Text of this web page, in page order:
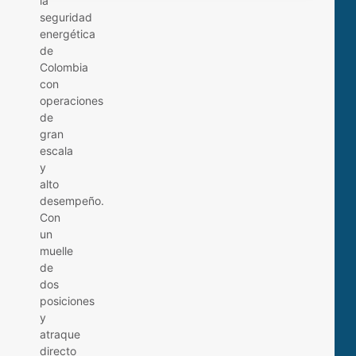
seguridad
energética
de
Colombia
con
operaciones
de
gran
escala
y
alto
desempeño.
Con
un
muelle
de
dos
posiciones
y
atraque
directo